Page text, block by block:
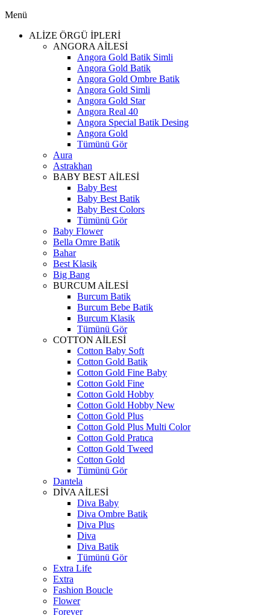
Menü
ALİZE ÖRGÜ İPLERİ
ANGORA AİLESİ
Angora Gold Batik Simli
Angora Gold Batik
Angora Gold Ombre Batik
Angora Gold Simli
Angora Gold Star
Angora Real 40
Angora Special Batik Desing
Angora Gold
Tümünü Gör
Aura
Astrakhan
BABY BEST AİLESİ
Baby Best
Baby Best Batik
Baby Best Colors
Tümünü Gör
Baby Flower
Bella Omre Batik
Bahar
Best Klasik
Big Bang
BURCUM AİLESİ
Burcum Batik
Burcum Bebe Batik
Burcum Klasik
Tümünü Gör
COTTON AİLESİ
Cotton Baby Soft
Cotton Gold Batik
Cotton Gold Fine Baby
Cotton Gold Fine
Cotton Gold Hobby
Cotton Gold Hobby New
Cotton Gold Plus
Cotton Gold Plus Multi Color
Cotton Gold Pratıca
Cotton Gold Tweed
Cotton Gold
Tümünü Gör
Dantela
DİVA AİLESİ
Diva Baby
Diva Ombre Batik
Diva Plus
Diva
Diva Batik
Tümünü Gör
Extra Life
Extra
Fashion Boucle
Flower
Forever